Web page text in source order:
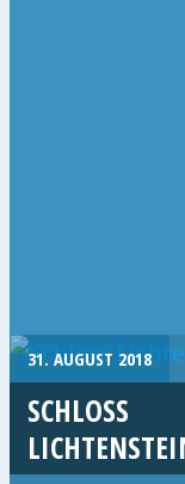
31. AUGUST 2018
SCHLOSS